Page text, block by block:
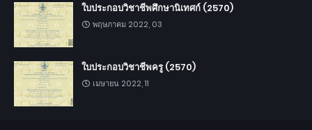
ใบประกอบวิชาชีพศึกษานิเทศก์ (2570)
พฤษภาคม 2022, 03
ใบประกอบวิชาชีพครู (2570)
เมษายน 2022, 11